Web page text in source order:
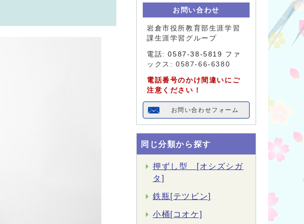
お問い合わせ
岩倉市役所教育部生涯学習
課生涯学習グループ
電話:0587-38-5819 ファ
ックス: 0587-66-6380
電話番号のかけ間違いにご
注意ください！
お問い合わせフォーム
同じ分類から探す
押ずし型 [オシズシガ
タ]
鉄瓶[テツビン]
小桶[コオケ]